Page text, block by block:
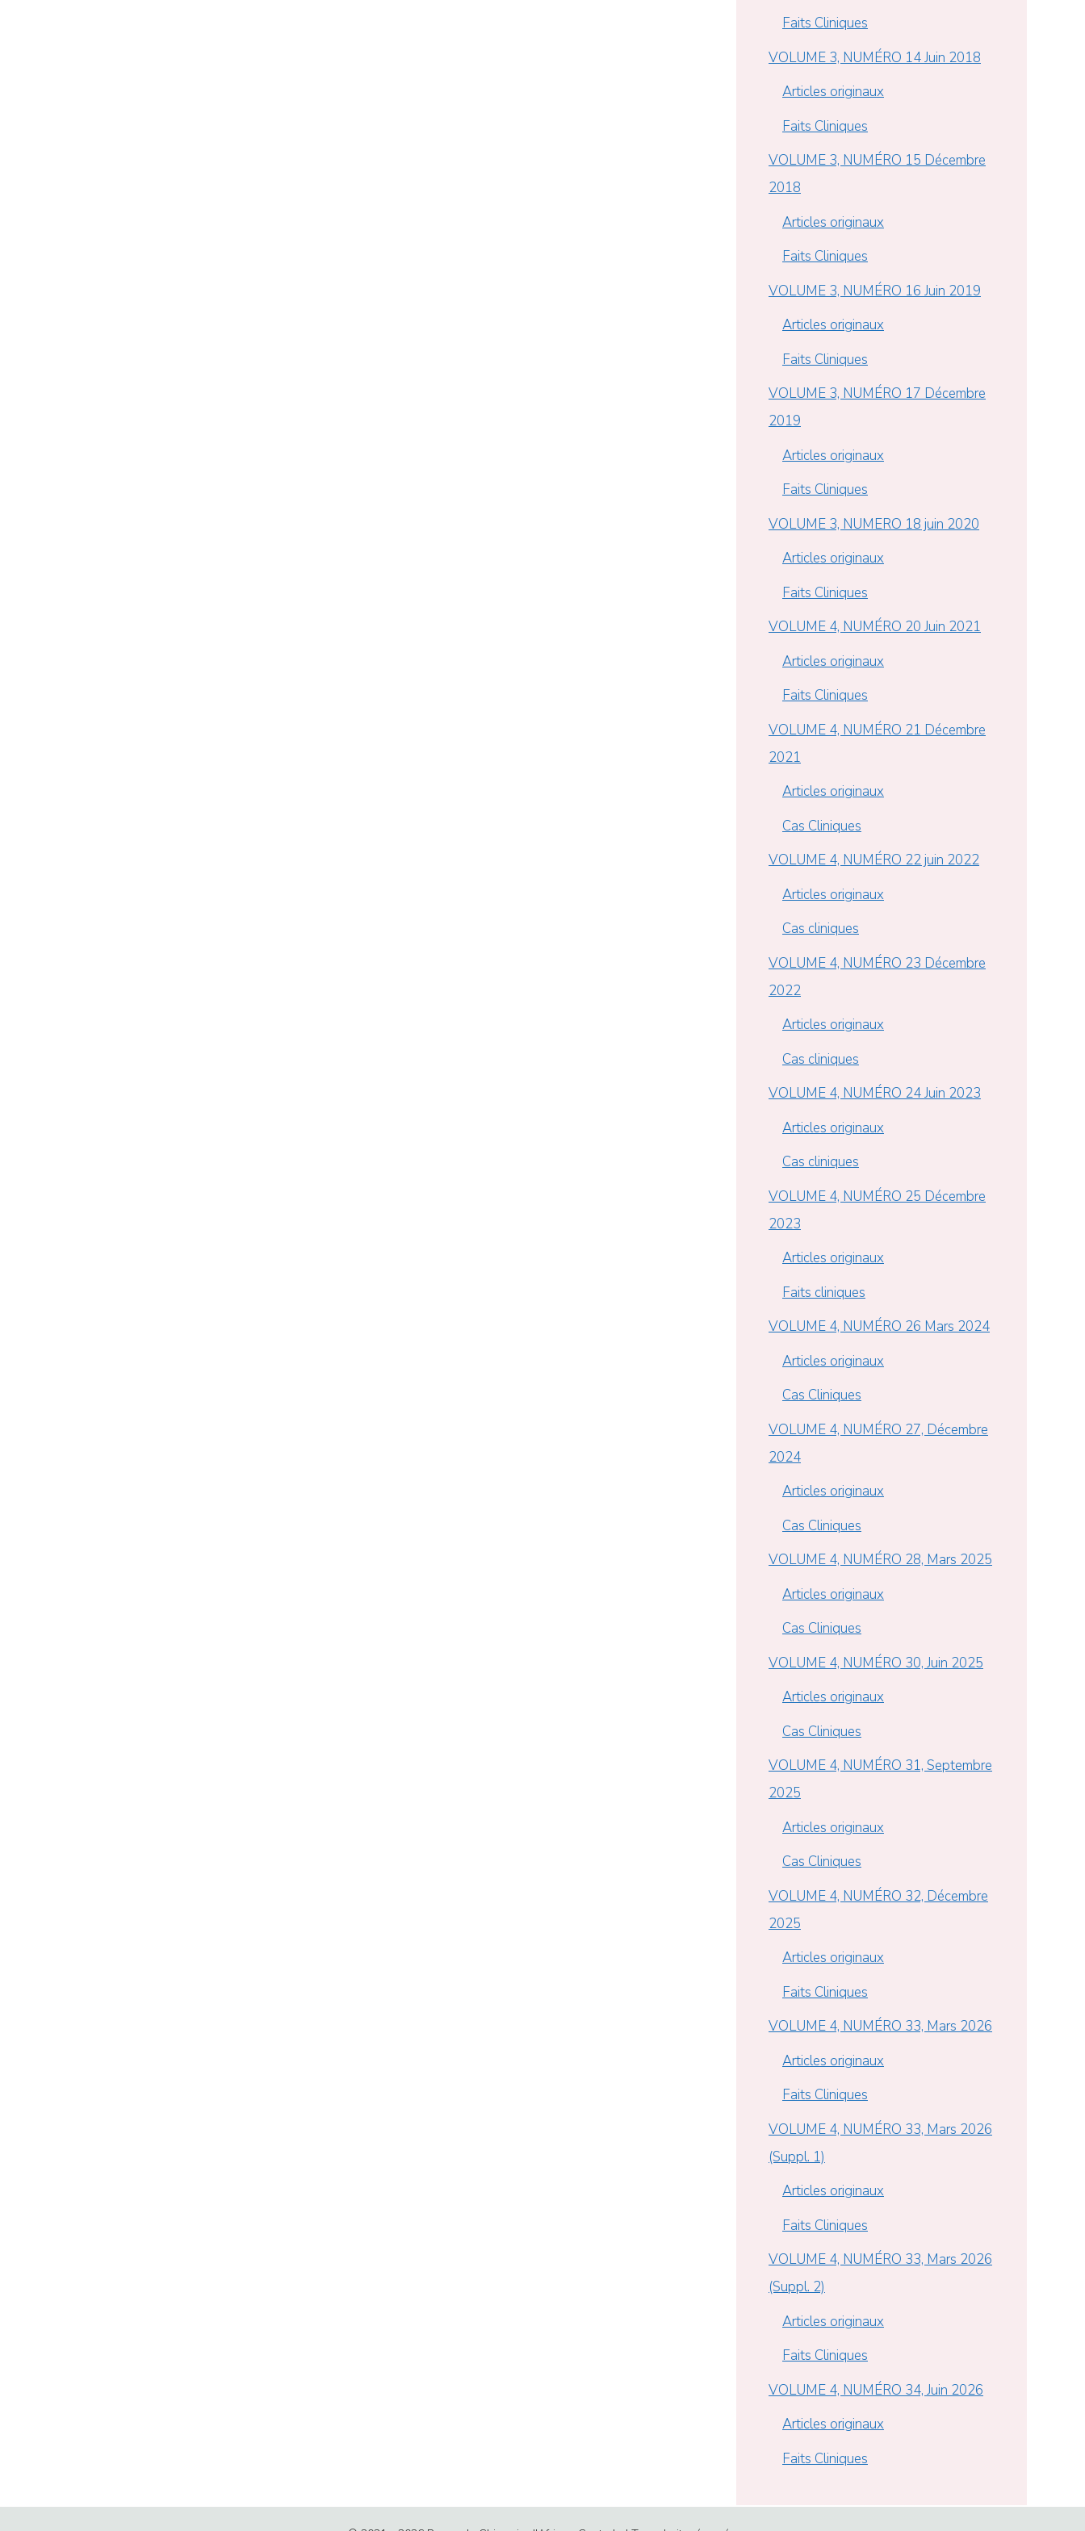
Faits Cliniques
VOLUME 3, NUMÉRO 14 Juin 2018
Articles originaux
Faits Cliniques
VOLUME 3, NUMÉRO 15 Décembre
2018
Articles originaux
Faits Cliniques
VOLUME 3, NUMÉRO 16 Juin 2019
Articles originaux
Faits Cliniques
VOLUME 3, NUMÉRO 17 Décembre
2019
Articles originaux
Faits Cliniques
VOLUME 3, NUMERO 18 juin 2020
Articles originaux
Faits Cliniques
VOLUME 4, NUMÉRO 20 Juin 2021
Articles originaux
Faits Cliniques
VOLUME 4, NUMÉRO 21 Décembre
2021
Articles originaux
Cas Cliniques
VOLUME 4, NUMÉRO 22 juin 2022
Articles originaux
Cas cliniques
VOLUME 4, NUMÉRO 23 Décembre
2022
Articles originaux
Cas cliniques
VOLUME 4, NUMÉRO 24 Juin 2023
Articles originaux
Cas cliniques
VOLUME 4, NUMÉRO 25 Décembre
2023
Articles originaux
Faits cliniques
VOLUME 4, NUMÉRO 26 Mars 2024
Articles originaux
Cas Cliniques
VOLUME 4, NUMÉRO 27, Décembre
2024
Articles originaux
Cas Cliniques
VOLUME 4, NUMÉRO 28, Mars 2025
Articles originaux
Cas Cliniques
VOLUME 4, NUMÉRO 30, Juin 2025
Articles originaux
Cas Cliniques
VOLUME 4, NUMÉRO 31, Septembre
2025
Articles originaux
Cas Cliniques
VOLUME 4, NUMÉRO 32, Décembre
2025
Articles originaux
Faits Cliniques
VOLUME 4, NUMÉRO 33, Mars 2026
Articles originaux
Faits Cliniques
VOLUME 4, NUMÉRO 33, Mars 2026
(Suppl. 1)
Articles originaux
Faits Cliniques
VOLUME 4, NUMÉRO 33, Mars 2026
(Suppl. 2)
Articles originaux
Faits Cliniques
VOLUME 4, NUMÉRO 34, Juin 2026
Articles originaux
Faits Cliniques